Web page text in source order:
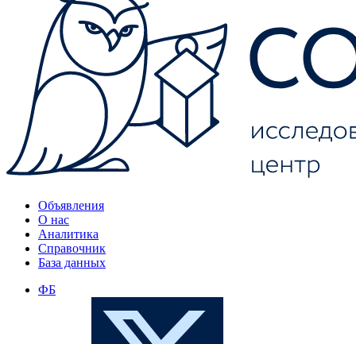
Объявления
О нас
Аналитика
Справочник
База данных
ФБ